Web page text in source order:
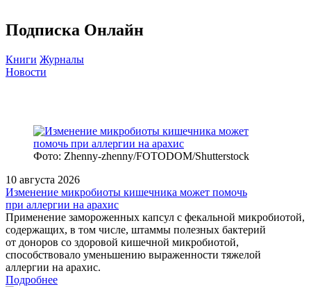
Подписка Онлайн
Книги Журналы
Новости
Фото: Zhenny-zhenny/FOTODOM/Shutterstock
10 августа 2026
Изменение микробиоты кишечника может помочь
при аллергии на арахис
Применение замороженных капсул с фекальной микробиотой,
содержащих, в том числе, штаммы полезных бактерий
от доноров со здоровой кишечной микробиотой,
способствовало уменьшению выраженности тяжелой
аллергии на арахис.
Подробнее